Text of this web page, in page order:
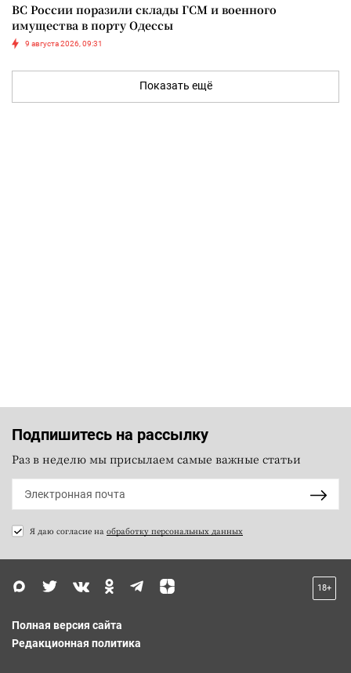
ВС России поразили склады ГСМ и военного
имущества в порту Одессы
9 августа 2026, 09:31
Показать ещё
Подпишитесь на рассылку
Раз в неделю мы присылаем самые важные статьи
Я даю согласие на обработку персональных данных
18+
Полная версия сайта
Редакционная политика